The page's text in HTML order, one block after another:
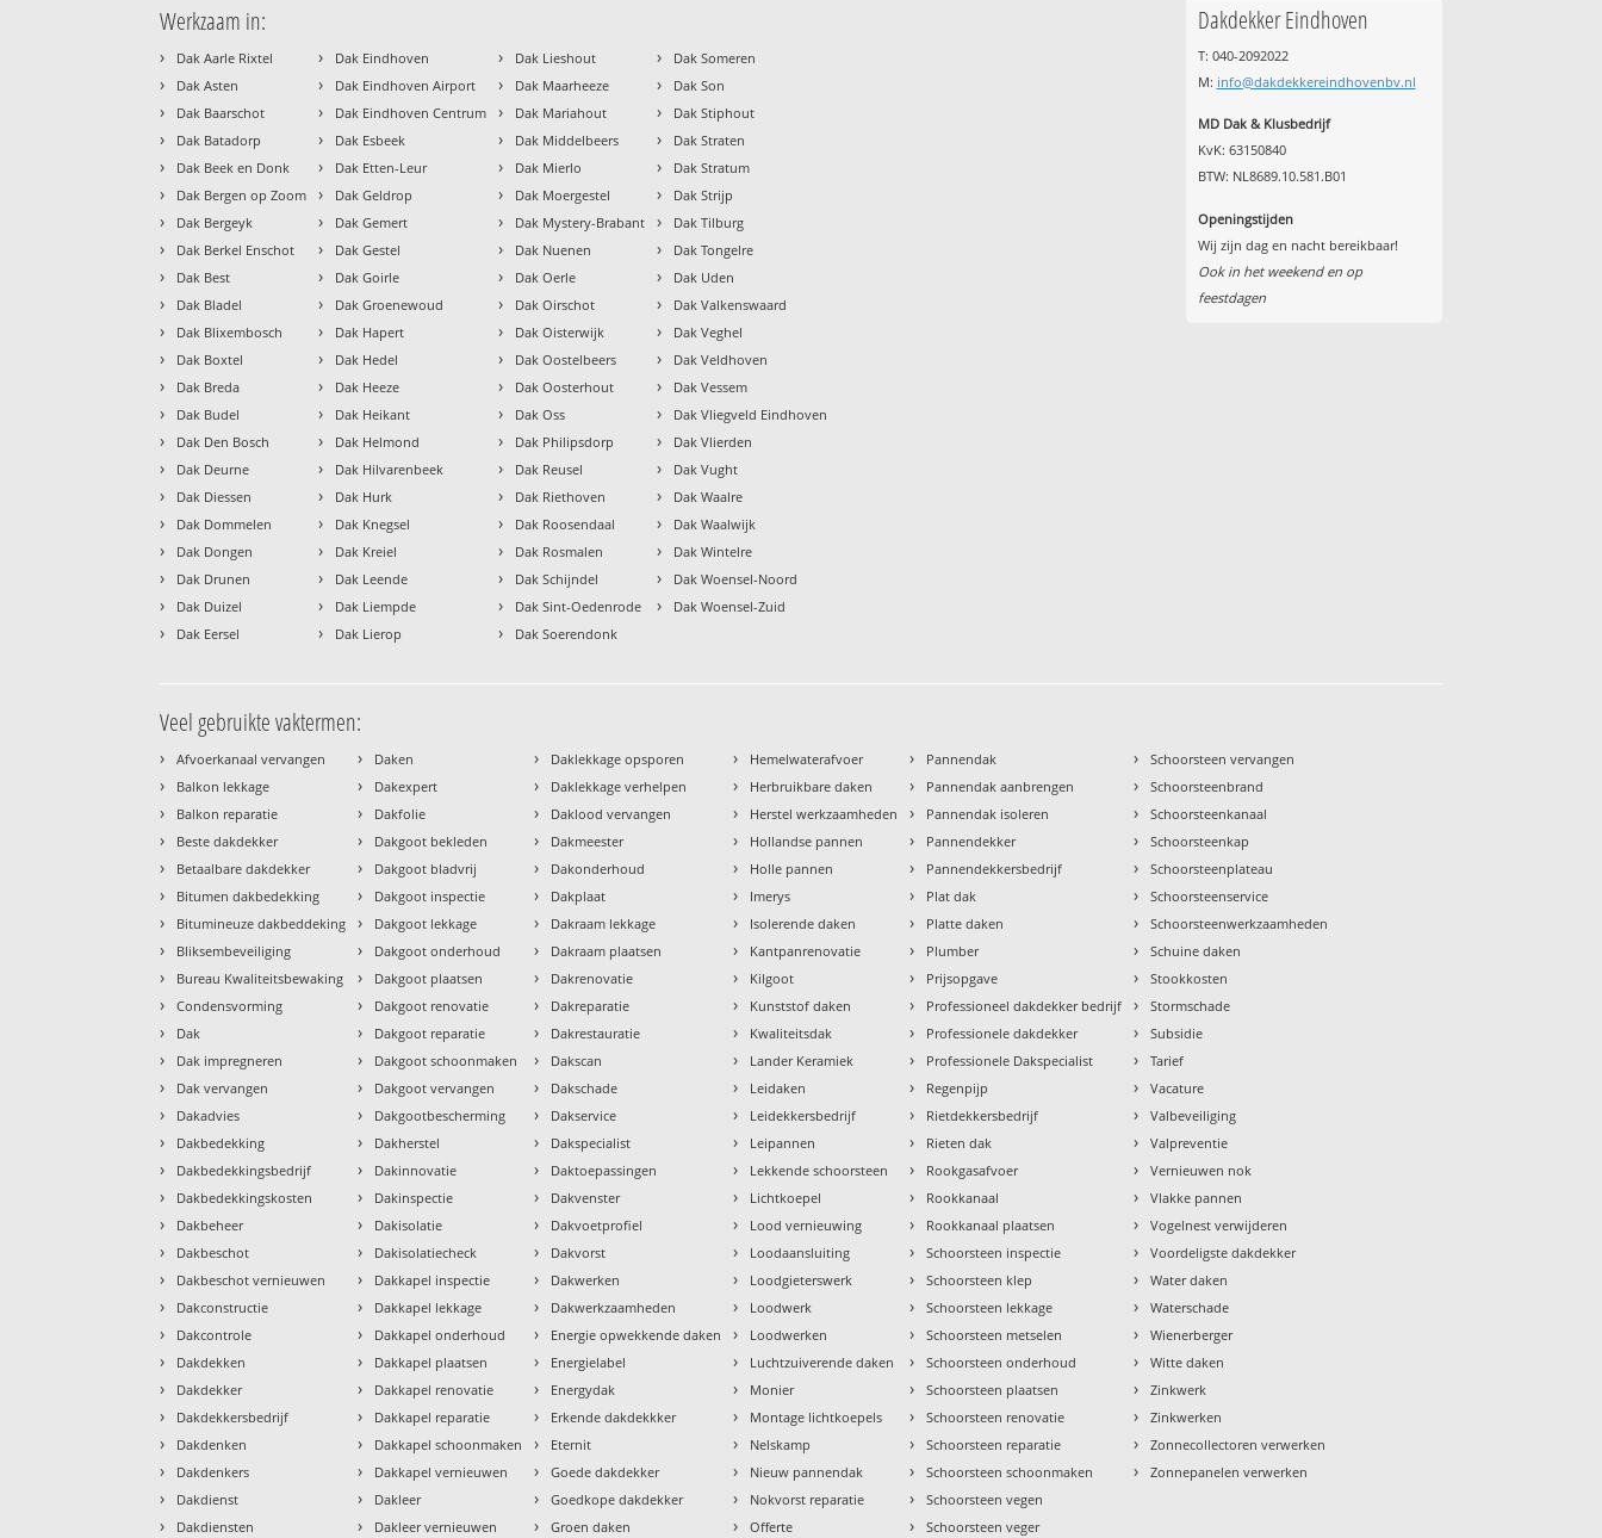
Werkzaam in:
› Dak Aarle Rixtel
› Dak Asten
› Dak Baarschot
› Dak Batadorp
› Dak Beek en Donk
› Dak Bergen op Zoom
› Dak Bergeyk
› Dak Berkel Enschot
› Dak Best
› Dak Bladel
› Dak Blixembosch
› Dak Boxtel
› Dak Breda
› Dak Budel
› Dak Den Bosch
› Dak Deurne
› Dak Diessen
› Dak Dommelen
› Dak Dongen
› Dak Drunen
› Dak Duizel
› Dak Eersel
› Dak Eindhoven
› Dak Eindhoven Airport
› Dak Eindhoven Centrum
› Dak Esbeek
› Dak Etten-Leur
› Dak Geldrop
› Dak Gemert
› Dak Gestel
› Dak Goirle
› Dak Groenewoud
› Dak Hapert
› Dak Hedel
› Dak Heeze
› Dak Heikant
› Dak Helmond
› Dak Hilvarenbeek
› Dak Hurk
› Dak Knegsel
› Dak Kreiel
› Dak Leende
› Dak Liempde
› Dak Lierop
› Dak Lieshout
› Dak Maarheeze
› Dak Mariahout
› Dak Middelbeers
› Dak Mierlo
› Dak Moergestel
› Dak Mystery-Brabant
› Dak Nuenen
› Dak Oerle
› Dak Oirschot
› Dak Oisterwijk
› Dak Oostelbeers
› Dak Oosterhout
› Dak Oss
› Dak Philipsdorp
› Dak Reusel
› Dak Riethoven
› Dak Roosendaal
› Dak Rosmalen
› Dak Schijndel
› Dak Sint-Oedenrode
› Dak Soerendonk
› Dak Someren
› Dak Son
› Dak Stiphout
› Dak Straten
› Dak Stratum
› Dak Strijp
› Dak Tilburg
› Dak Tongelre
› Dak Uden
› Dak Valkenswaard
› Dak Veghel
› Dak Veldhoven
› Dak Vessem
› Dak Vliegveld Eindhoven
› Dak Vlierden
› Dak Vught
› Dak Waalre
› Dak Waalwijk
› Dak Wintelre
› Dak Woensel-Noord
› Dak Woensel-Zuid
Dakdekker Eindhoven
T: 040-2092022
M: info@dakdekkereindhovenbv.nl
MD Dak & Klusbedrijf
KvK: 63150840
BTW: NL8689.10.581.B01
Openingstijden
Wij zijn dag en nacht bereikbaar!
Ook in het weekend en op
feestdagen
Veel gebruikte vaktermen:
› Afvoerkanaal vervangen
› Balkon lekkage
› Balkon reparatie
› Beste dakdekker
› Betaalbare dakdekker
› Bitumen dakbedekking
› Bitumineuze dakbeddeking
› Bliksembeveiliging
› Bureau Kwaliteitsbewaking
› Condensvorming
› Dak
› Dak impregneren
› Dak vervangen
› Dakadvies
› Dakbedekking
› Dakbedekkingsbedrijf
› Dakbedekkingskosten
› Dakbeheer
› Dakbeschot
› Dakbeschot vernieuwen
› Dakconstructie
› Dakcontrole
› Dakdekken
› Dakdekker
› Dakdekkersbedrijf
› Dakdenken
› Dakdenkers
› Dakdienst
› Dakdiensten
› Daken
› Dakexpert
› Dakfolie
› Dakgoot bekleden
› Dakgoot bladvrij
› Dakgoot inspectie
› Dakgoot lekkage
› Dakgoot onderhoud
› Dakgoot plaatsen
› Dakgoot renovatie
› Dakgoot reparatie
› Dakgoot schoonmaken
› Dakgoot vervangen
› Dakgootbescherming
› Dakherstel
› Dakinnovatie
› Dakinspectie
› Dakisolatie
› Dakisolatiecheck
› Dakkapel inspectie
› Dakkapel lekkage
› Dakkapel onderhoud
› Dakkapel plaatsen
› Dakkapel renovatie
› Dakkapel reparatie
› Dakkapel schoonmaken
› Dakkapel vernieuwen
› Dakleer
› Dakleer vernieuwen
› Daklekkage opsporen
› Daklekkage verhelpen
› Daklood vervangen
› Dakmeester
› Dakonderhoud
› Dakplaat
› Dakraam lekkage
› Dakraam plaatsen
› Dakrenovatie
› Dakreparatie
› Dakrestauratie
› Dakscan
› Dakschade
› Dakservice
› Dakspecialist
› Daktoepassingen
› Dakvenster
› Dakvoetprofiel
› Dakvorst
› Dakwerken
› Dakwerkzaamheden
› Energie opwekkende daken
› Energielabel
› Energydak
› Erkende dakdekkker
› Eternit
› Goede dakdekker
› Goedkope dakdekker
› Groen daken
› Hemelwaterafvoer
› Herbruikbare daken
› Herstel werkzaamheden
› Hollandse pannen
› Holle pannen
› Imerys
› Isolerende daken
› Kantpanrenovatie
› Kilgoot
› Kunststof daken
› Kwaliteitsdak
› Lander Keramiek
› Leidaken
› Leidekkersbedrijf
› Leipannen
› Lekkende schoorsteen
› Lichtkoepel
› Lood vernieuwing
› Loodaansluiting
› Loodgieterswerk
› Loodwerk
› Loodwerken
› Luchtzuiverende daken
› Monier
› Montage lichtkoepels
› Nelskamp
› Nieuw pannendak
› Nokvorst reparatie
› Offerte
› Pannendak
› Pannendak aanbrengen
› Pannendak isoleren
› Pannendekker
› Pannendekkersbedrijf
› Plat dak
› Platte daken
› Plumber
› Prijsopgave
› Professioneel dakdekker bedrijf
› Professionele dakdekker
› Professionele Dakspecialist
› Regenpijp
› Rietdekkersbedrijf
› Rieten dak
› Rookgasafvoer
› Rookkanaal
› Rookkanaal plaatsen
› Schoorsteen inspectie
› Schoorsteen klep
› Schoorsteen lekkage
› Schoorsteen metselen
› Schoorsteen onderhoud
› Schoorsteen plaatsen
› Schoorsteen renovatie
› Schoorsteen reparatie
› Schoorsteen schoonmaken
› Schoorsteen vegen
› Schoorsteen veger
› Schoorsteen vervangen
› Schoorsteenbrand
› Schoorsteenkanaal
› Schoorsteenkap
› Schoorsteenplateau
› Schoorsteenservice
› Schoorsteenwerkzaamheden
› Schuine daken
› Stookkosten
› Stormschade
› Subsidie
› Tarief
› Vacature
› Valbeveiliging
› Valpreventie
› Vernieuwen nok
› Vlakke pannen
› Vogelnest verwijderen
› Voordeligste dakdekker
› Water daken
› Waterschade
› Wienerberger
› Witte daken
› Zinkwerk
› Zinkwerken
› Zonnecollectoren verwerken
› Zonnepanelen verwerken